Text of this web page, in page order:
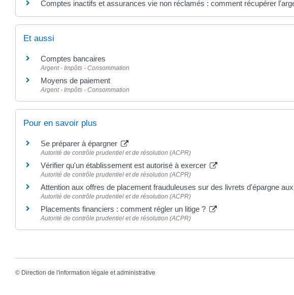
Comptes inactifs et assurances vie non réclamés : comment récupérer
Et aussi
Comptes bancaires
Argent - Impôts - Consommation
Moyens de paiement
Argent - Impôts - Consommation
Pour en savoir plus
Se préparer à épargner
Autorité de contrôle prudentiel et de résolution (ACPR)
Vérifier qu'un établissement est autorisé à exercer
Autorité de contrôle prudentiel et de résolution (ACPR)
Attention aux offres de placement frauduleuses sur des livrets d'épargne
Autorité de contrôle prudentiel et de résolution (ACPR)
Placements financiers : comment régler un litige ?
Autorité de contrôle prudentiel et de résolution (ACPR)
© Direction de l'information légale et administrative